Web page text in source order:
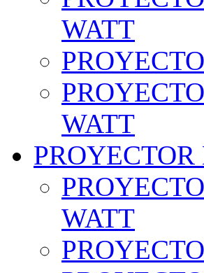
WATT
WATT
PROYECTOR
WATT